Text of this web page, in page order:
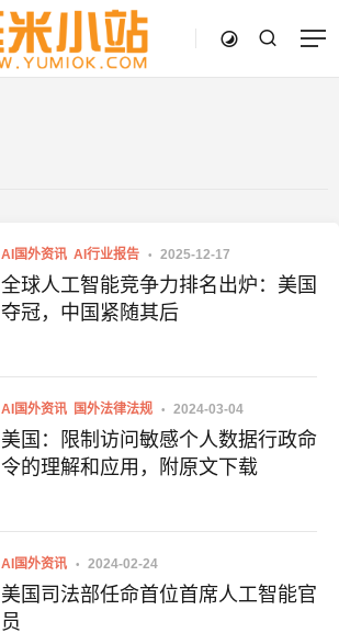
AI国外资讯 AI行业报告 2025-12-17
全球人工智能竞争力排名出炉：美国
夺冠，中国紧随其后
AI国外资讯 国外法律法规 2024-03-04
美国：限制访问敏感个人数据行政命
令的理解和应用，附原文下载
AI国外资讯 2024-02-24
美国司法部任命首位首席人工智能官
员